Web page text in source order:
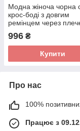
Модна жіноча чорна
крос-боді з довгим
ремінцем через
996 ₴
Купити
Про нас
100%
Працює з